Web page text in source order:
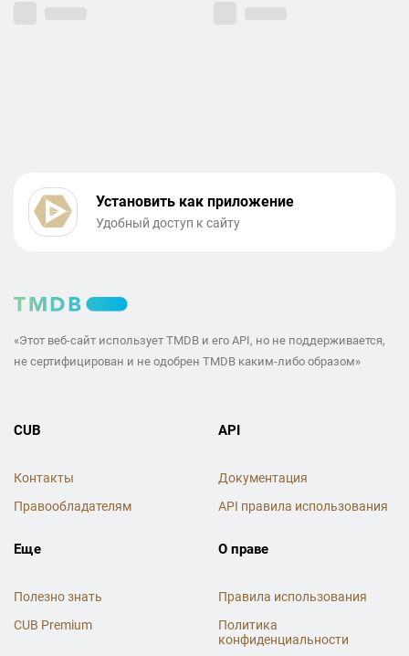
Установить как приложение
Удобный доступ к сайту
«Этот веб-сайт использует TMDB и его API, но не поддерживается,
не сертифицирован и не одобрен TMDB каким-либо образом»
CUB
Контакты
Правообладателям
API
Документация
API правила использования
Еще
Полезно знать
CUB Premium
О праве
Правила использования
Политика
конфиденциальности